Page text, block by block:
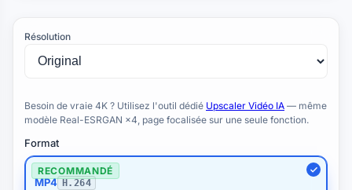
Résolution
Besoin de vraie 4K ? Utilisez l'outil dédié Upscaler Vidéo IA — même
modèle Real-ESRGAN ×4, page focalisée sur une seule fonction.
Format
RECOMMANDÉ
MP4 H.264